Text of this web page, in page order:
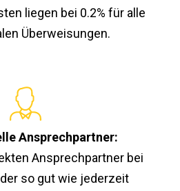
liegen bei 0.2% für alle
Überweisungen.
Ansprechpartner:
Ansprechpartner bei
der so gut wie jederzeit